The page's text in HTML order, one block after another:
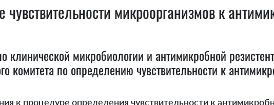
микроорганизмов к
микробиологии и антимикробной
комитета по определению чувствительности к
к процедуре определения чувствительности к